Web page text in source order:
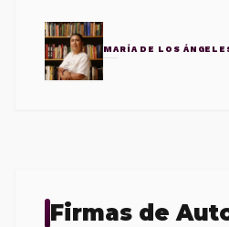
MARÍA DE LOS
Firmas de